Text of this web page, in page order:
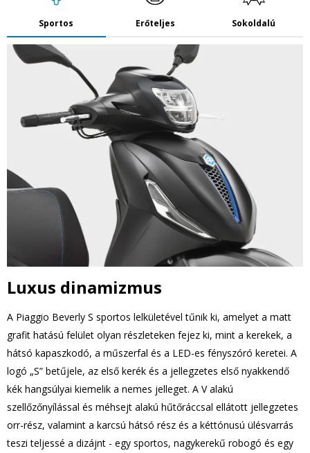
Sportos Erőteljes Sokoldalú
Luxus dinamizmus
A Piaggio Beverly S sportos lelkületével tűnik ki, amelyet a matt
grafit hatású felület olyan részleteken fejez ki, mint a kerekek, a
hátsó kapaszkodó, a műszerfal és a LED-es fényszóró keretei. A
logó „S” betűjele, az első kerék és a jellegzetes első nyakkendő
kék hangsúlyai kiemelik a nemes jelleget. A V alakú
szellőzőnyílással és méhsejt alakú hűtőráccsal ellátott jellegzetes
orr-rész, valamint a karcsú hátsó rész és a kéttónusú ülésvarrás
teszi teljessé a dizájnt - egy sportos, nagykerekű robogó és egy